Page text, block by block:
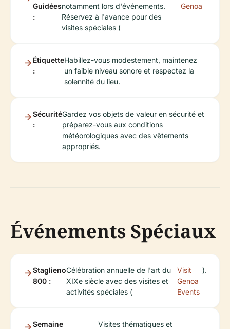
Guidées
:
notamment lors d'événements.
Réservez à l'avance pour des
visites spéciales (
Genoa
Étiquette
:
Habillez-vous modestement, maintenez
un faible niveau sonore et respectez la
solennité du lieu.
Sécurité
:
Gardez vos objets de valeur en sécurité et
préparez-vous aux conditions
météorologiques avec des vêtements
appropriés.
Événements Spéciaux
Staglieno
800 :
Célébration annuelle de l'art du
XIXe siècle avec des visites et
activités spéciales (
Visit
Genoa
Events
).
Semaine
Visites thématiques et